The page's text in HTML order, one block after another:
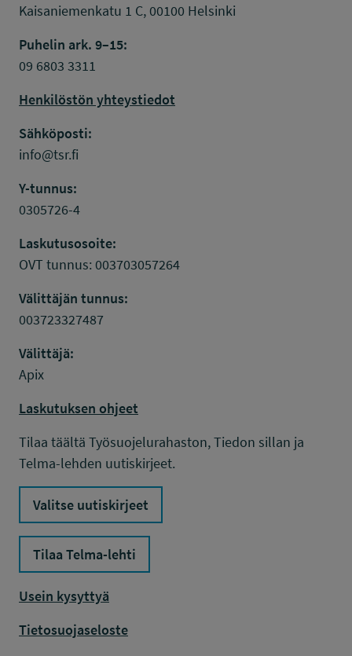
Kaisaniemenkatu 1 C, 00100 Helsinki
Puhelin ark. 9–15:
09 6803 3311
Henkilöstön yhteystiedot
Sähköposti:
info@tsr.fi
Y-tunnus:
0305726-4
Laskutusosoite:
OVT tunnus: 003703057264
Välittäjän tunnus:
003723327487
Välittäjä:
Apix
Laskutuksen ohjeet
Tilaa täältä Työsuojelurahaston, Tiedon sillan ja
Telma-lehden uutiskirjeet.
Valitse uutiskirjeet
Tilaa Telma-lehti
Usein kysyttyä
Tietosuojaseloste